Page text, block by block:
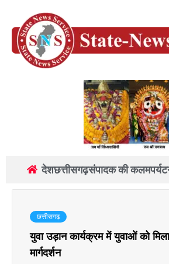
देशछत्तीसगढ़संपादक की कलम
छत्तीसगढ़
युवा उड़ान कार्यक्रम में युवाओं को
मार्गदर्शन